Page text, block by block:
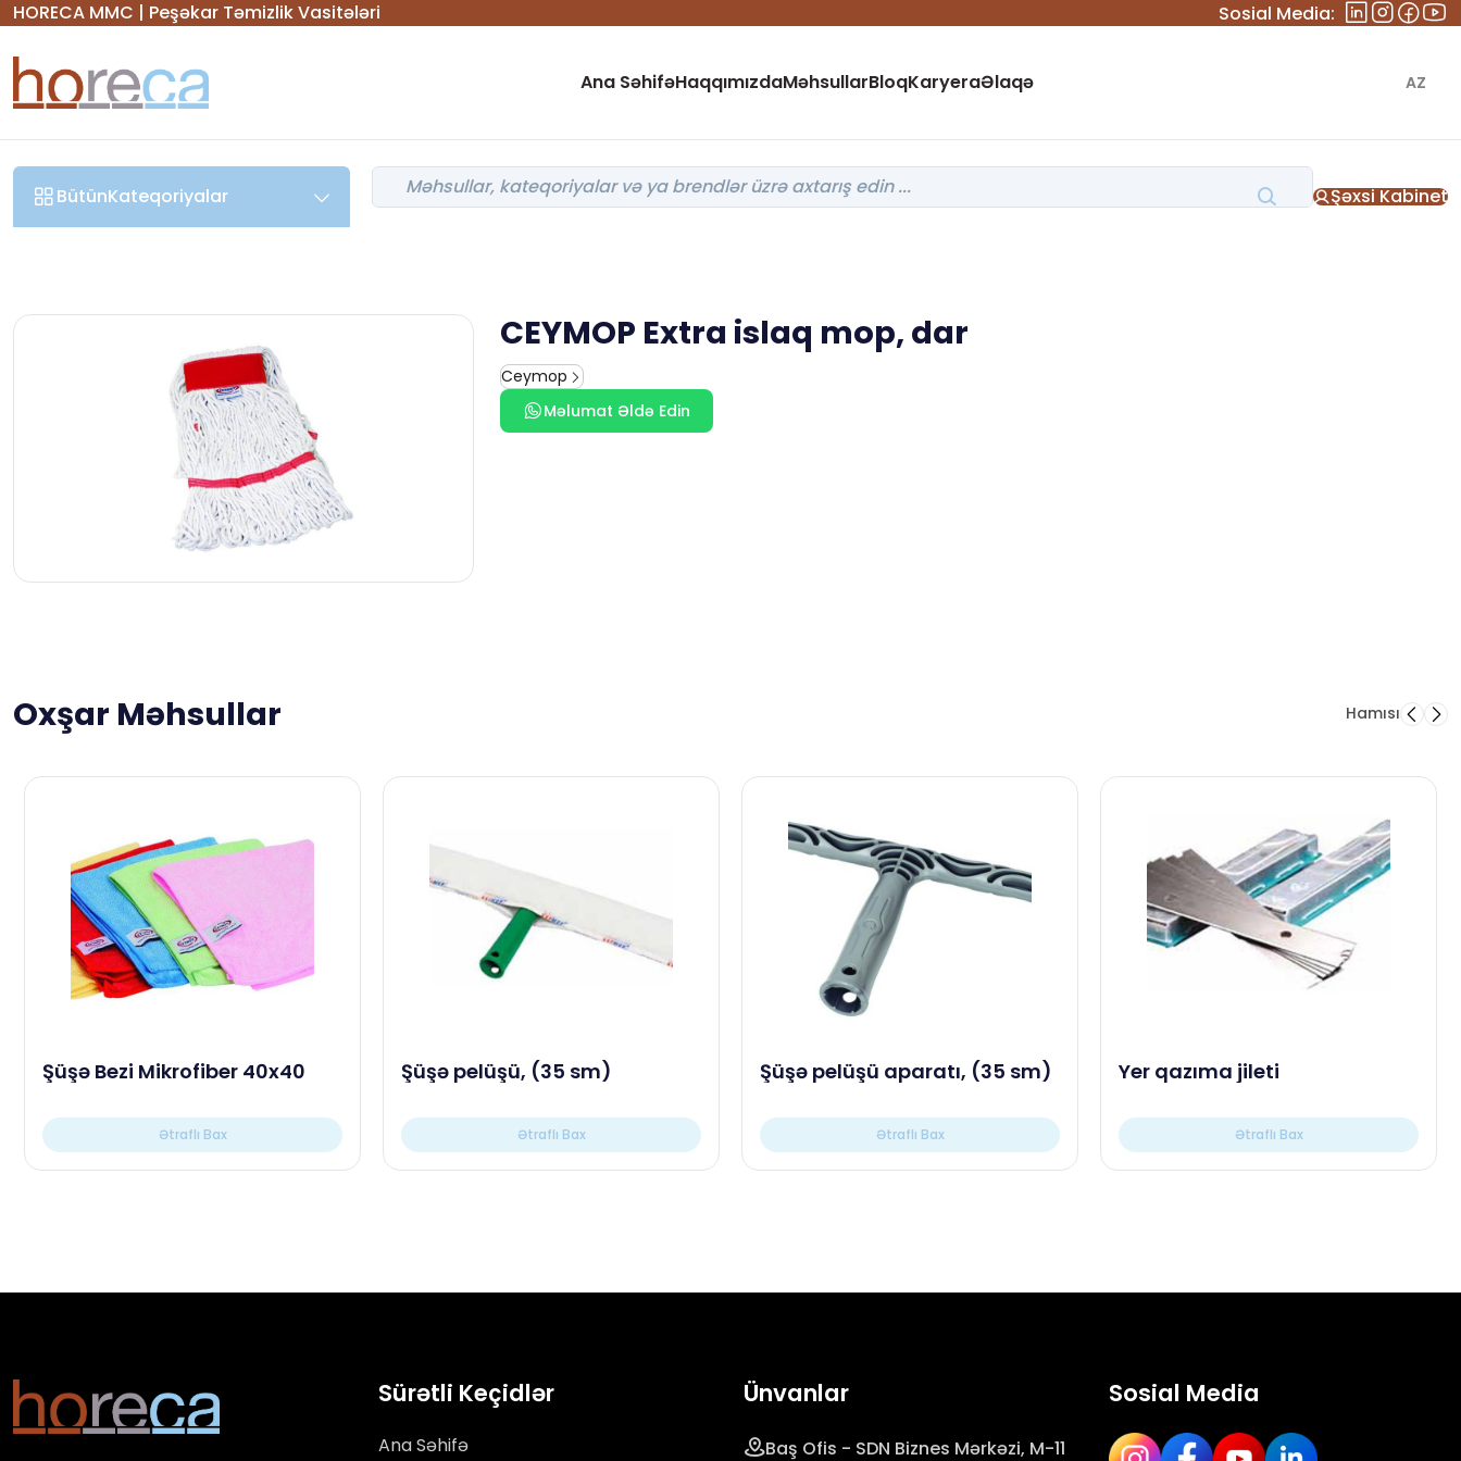
HORECA MMC | Peşəkar Təmizlik Vasitələri Sosial Media:
Ana SəhifəHaqqımızdaMəhsullarBloqKaryeraƏlaqə AZ
BütünKateqoriyalar Şəxsi Kabinet
CEYMOP Extra islaq mop, dar
Ceymop
Məlumat Əldə Edin
Oxşar Məhsullar Hamısı
Şüşə Bezi Mikrofiber 40x40
Ətraflı Bax
Şüşə pelüşü, (35 sm)
Ətraflı Bax
Şüşə pelüşü aparatı, (35 sm)
Ətraflı Bax
Yer qazıma jileti
Ətraflı Bax
Sürətli Keçidlər
Ana Səhifə
Ünvanlar
Baş Ofis - SDN Biznes Mərkəzi, M-11
Sosial Media